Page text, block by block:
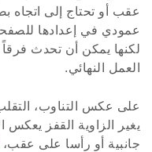
عقب أو تحتاج إلى
عمودي في إعدادها
لكنها يمكن أن تحدث
العمل النهائي.
على عكس التناوب،
يغير الزاوية القفز يعكس
جانبية أو رأسا على عقب،